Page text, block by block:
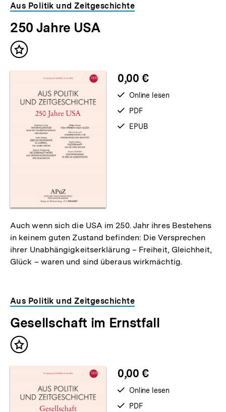
Aus Politik und Zeitgeschichte
250 Jahre USA
Inhalt
0,00 €
verfügbar
Online lesen
verfügbar
PDF
verfügbar
EPUB
Auch wenn sich die USA im 250. Jahr ihres Bestehens
in keinem guten Zustand befinden: Die Versprechen
ihrer Unabhängigkeitserklärung – Freiheit, Gleichheit,
Glück – waren und sind überaus wirkmächtig.
Aus Politik und Zeitgeschichte
Gesellschaft im Ernstfall
Inhalt
0,00 €
verfügbar
zum
Online lesen
verfügbar
PDF